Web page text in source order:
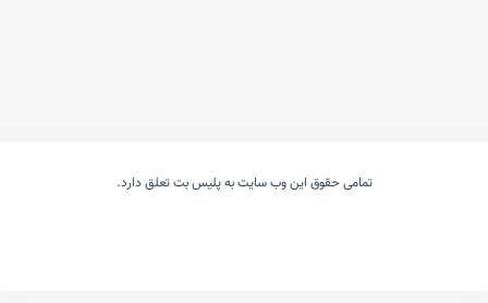
تمامی حقوق این وب سایت به پلیس بت تعلق دارد.